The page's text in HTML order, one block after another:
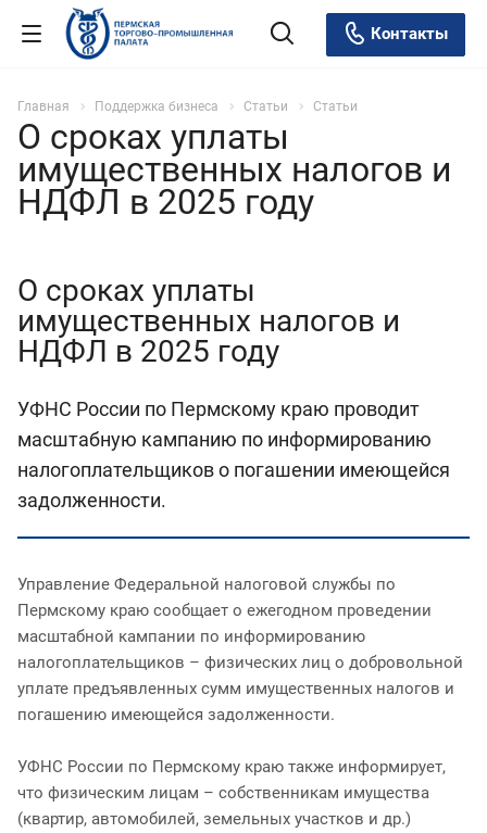
Контакты
Главная Поддержка бизнеса Статьи Статьи
О сроках уплаты
имущественных налогов и
НДФЛ в 2025 году
О сроках уплаты
имущественных налогов и
НДФЛ в 2025 году
УФНС России по Пермскому краю проводит
масштабную кампанию по информированию
налогоплательщиков о погашении имеющейся
задолженности.
Управление Федеральной налоговой службы по
Пермскому краю сообщает о ежегодном проведении
масштабной кампании по информированию
налогоплательщиков – физических лиц о добровольной
уплате предъявленных сумм имущественных налогов и
погашению имеющейся задолженности.
УФНС России по Пермскому краю также информирует,
что физическим лицам – собственникам имущества
(квартир, автомобилей, земельных участков и др.)